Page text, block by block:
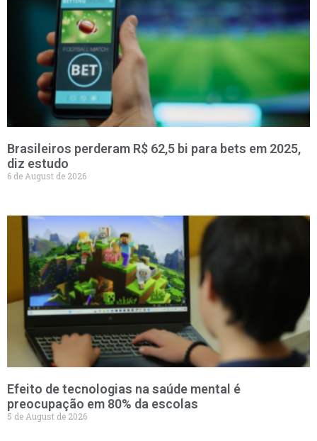
Brasileiros perderam R$ 62,5 bi para bets em 2025,
diz estudo
6 de August de 2026
Efeito de tecnologias na saúde mental é
preocupação em 80% da escolas
5 de August de 2026